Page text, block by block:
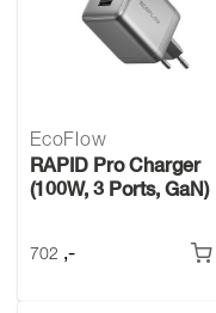
EcoFlow
RAPID Pro Charger
(100W, 3 Ports, GaN)
702 ,-